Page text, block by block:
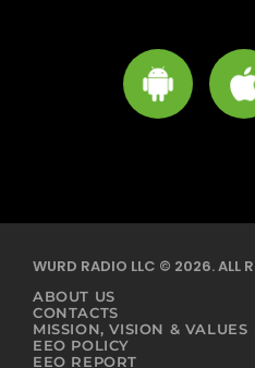
WURD RADIO LLC © 2026. ALL
ABOUT US
CONTACTS
MISSION, VISION & VALUES
EEO POLICY
EEO REPORT